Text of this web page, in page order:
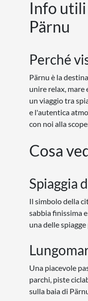
Info utili
Pärnu
Perché
Pärnu è la
unire relax, mare
un viaggio tra
e l'autentica
con noi alla
Cosa
Spiaggia
Il simbolo della
sabbia finissima
una delle
Una piacevole
parchi, piste
sulla baia di